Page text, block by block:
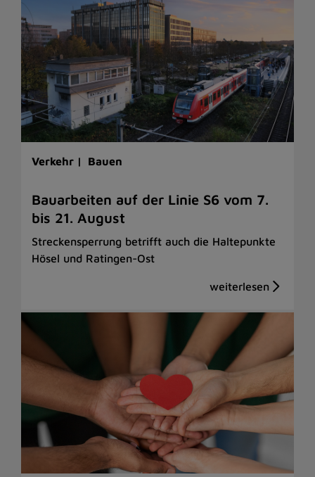
Verkehr | Bauen
Bauarbeiten auf der Linie S6 vom 7.
bis 21. August
Streckensperrung betrifft auch die Haltepunkte
Hösel und Ratingen-Ost